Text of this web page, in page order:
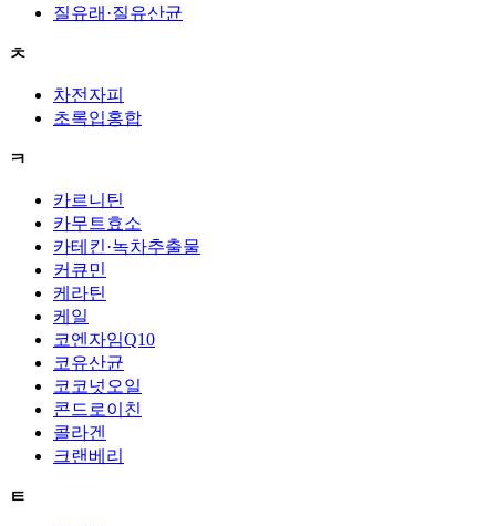
질유래·질유산균
ㅊ
차전자피
초록입홍합
ㅋ
카르니틴
카무트효소
카테킨·녹차추출물
커큐민
케라틴
케일
코엔자임Q10
코유산균
코코넛오일
콘드로이친
콜라겐
크랜베리
ㅌ